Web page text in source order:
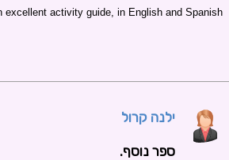
excellent activity guide, in English and Spanish.
ילנה קרול
ספר נוסף.